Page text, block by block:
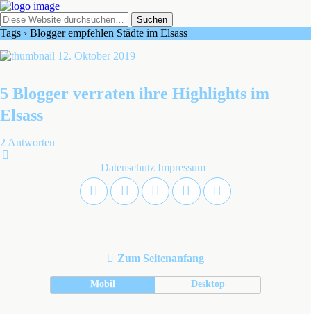
Tags › Blogger empfehlen Städte im Elsass
12. Oktober 2019
5 Blogger verraten ihre Highlights im
Elsass
2 Antworten
Datenschutz Impressum
Zum Seitenanfang
Mobil Desktop